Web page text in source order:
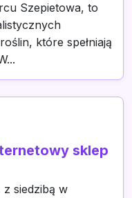
Szepietowa, to
które spełniają
sklep
siedzibą w